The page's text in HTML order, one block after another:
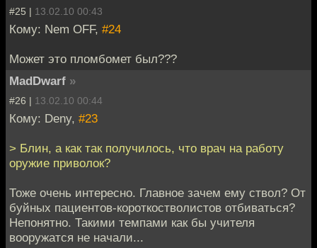
#25 | 13.02.10 00:43
Кому: Nem OFF, #24
Может это пломбомет был???
MadDwarf »
#26 | 13.02.10 00:44
Кому: Deny, #23
> Блин, а как так получилось, что врач на работу
оружие приволок?
Тоже очень интересно. Главное зачем ему ствол? От
буйных пациентов-короткостволистов отбиваться?
Непонятно. Такими темпами как бы учителя
вооружатся не начали...